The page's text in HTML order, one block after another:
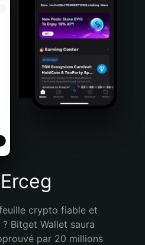
crypto fiable et
Bitget Wallet saura
par 20 millions